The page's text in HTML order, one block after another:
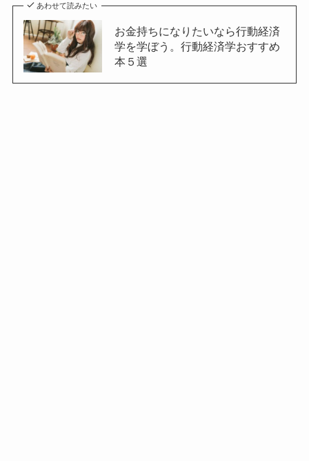
あわせて読みたい
お金持ちになりたいなら行動経済
学を学ぼう。行動経済学おすすめ
本５選